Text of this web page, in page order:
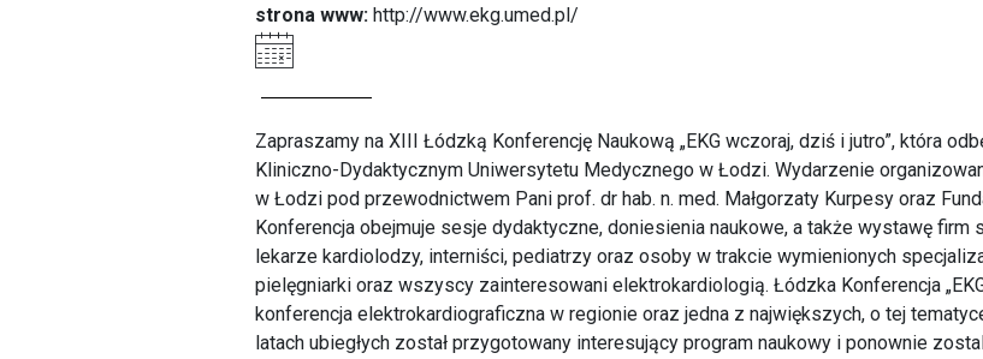
strona www: http://www.ekg.umed.pl/
Zapraszamy na XIII Łódzką Konferencję Naukową „EKG wczoraj, dziś i jutro”, która
Kliniczno-Dydaktycznym Uniwersytetu Medycznego w Łodzi. Wydarzenie
w Łodzi pod przewodnictwem Pani prof. dr hab. n. med. Małgorzaty Kurpesy oraz
Konferencja obejmuje sesje dydaktyczne, doniesienia naukowe, a także wystawę
lekarze kardiolodzy, interniści, pediatrzy oraz osoby w trakcie wymienionych
pielęgniarki oraz wszyscy zainteresowani elektrokardiologią. Łódzka Konferencja
konferencja elektrokardiograficzna w regionie oraz jedna z największych, o tej
latach ubiegłych został przygotowany interesujący program naukowy i ponownie